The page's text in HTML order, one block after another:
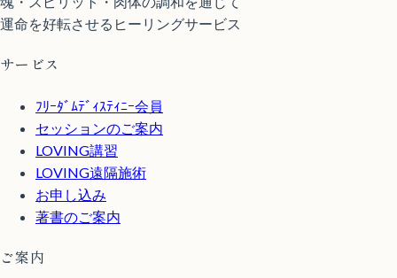
運命を好転させるヒーリングサービス
サービス
ﾌﾘｰﾀﾞﾑﾃﾞｨｽﾃｨﾆｰ会員
セッションのご案内
LOVING講習
LOVING遠隔施術
お申し込み
著書のご案内
ご案内